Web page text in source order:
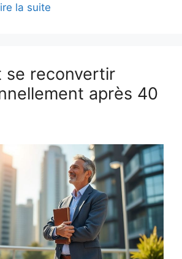
la suite
se reconvertir
après 40